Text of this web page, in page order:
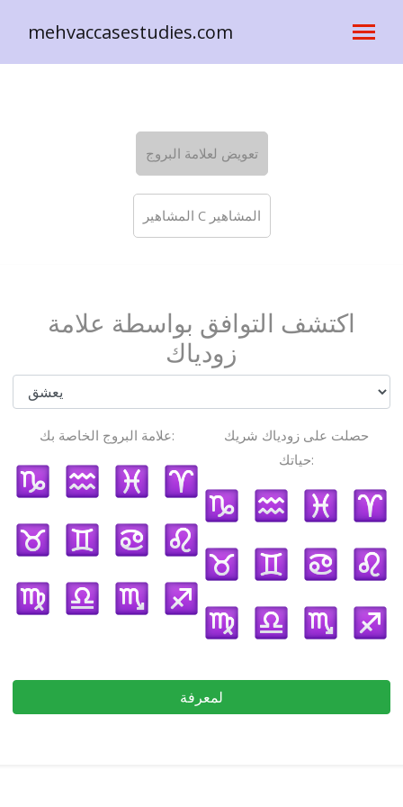
mehvaccasestudies.com
تعويض لعلامة البروج
المشاهير C المشاهير
اكتشف التوافق بواسطة علامة
زودياك
علامة البروج الخاصة بك:
حصلت على زودياك شريك
حياتك:
لمعرفة